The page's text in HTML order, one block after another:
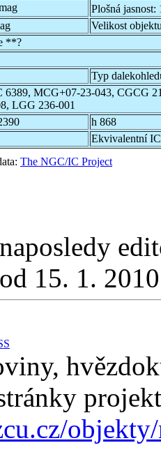
Plošná jasnost:
Velikost
**?
Typ
6389, MCG+07-23-043, CGCG
LGG 236-001
h 868
Ekvivalentní
The NGC/IC Project
15. 1.